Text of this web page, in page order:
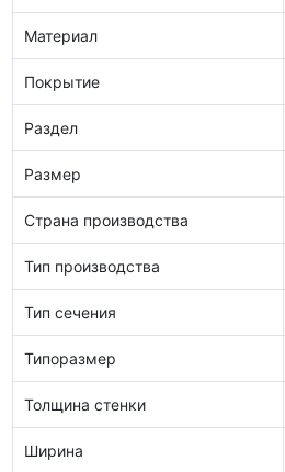
Материал
Покрытие
Раздел
Размер
Страна производства
Тип производства
Тип сечения
Типоразмер
Толщина стенки
Ширина